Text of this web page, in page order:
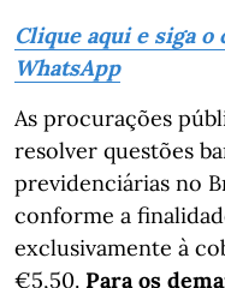
Clique aqui e siga
WhatsApp
As procurações
resolver questões
previdenciárias no
conforme a
exclusivamente à
€5,50. Para os